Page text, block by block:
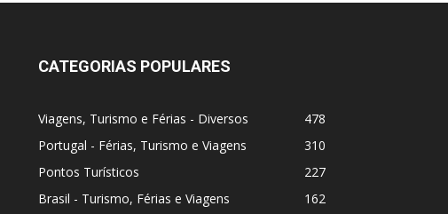
CATEGORIAS POPULARES
Viagens, Turismo e Férias - Diversos
478
Portugal - Férias, Turismo e Viagens
310
Pontos Turísticos
227
Brasil - Turismo, Férias e Viagens
162